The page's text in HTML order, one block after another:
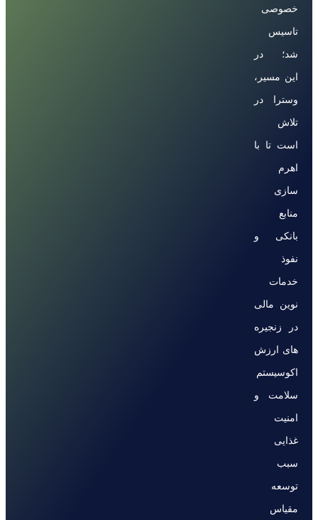
خصوصی
تاسیس
شد؛ در
این مسیر،
وسترا در
تلاش
است تا با
اهرم
سازی
منابع
بانکی و
نفوذ
خدمات
نوین مالی
در زنجیره
های ارزش
اکوسیستم
سلامت و
امنیت
غذایی
سبب
توسعه
مقیاس